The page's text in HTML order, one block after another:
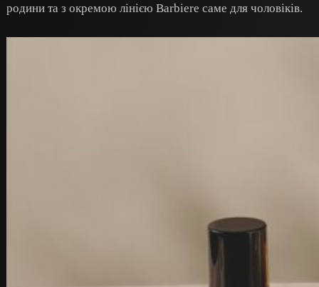
родини та з окремою лінією Barbiere саме для чоловіків.